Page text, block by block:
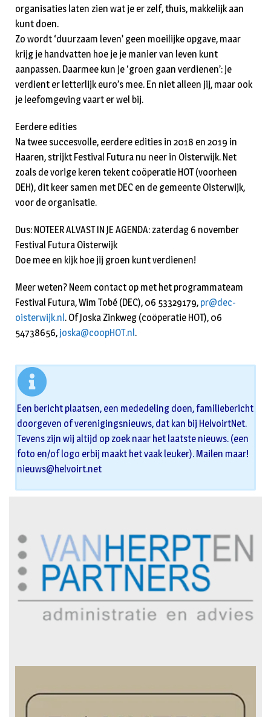
organisaties laten zien wat je er zelf, thuis, makkelijk aan
kunt doen.
Zo wordt ‘duurzaam leven’ geen moeilijke opgave, maar
krijg je handvatten hoe je je manier van leven kunt
aanpassen. Daarmee kun je ‘groen gaan verdienen’: je
verdient er letterlijk euro’s mee. En niet alleen jij, maar ook
je leefomgeving vaart er wel bij.
Eerdere edities
Na twee succesvolle, eerdere edities in 2018 en 2019 in
Haaren, strijkt Festival Futura nu neer in Oisterwijk. Net
zoals de vorige keren tekent coöperatie HOT (voorheen
DEH), dit keer samen met DEC en de gemeente Oisterwijk,
voor de organisatie.
Dus: NOTEER ALVAST IN JE AGENDA: zaterdag 6 november
Festival Futura Oisterwijk
Doe mee en kijk hoe jij groen kunt verdienen!
Meer weten? Neem contact op met het programmateam
Festival Futura, Wim Tobé (DEC), 06 53329179, pr@dec-
oisterwijk.nl. Of Joska Zinkweg (coöperatie HOT), 06
54738656, joska@coopHOT.nl.
Een bericht plaatsen, een mededeling doen, familiebericht
doorgeven of verenigingsnieuws, dat kan bij HelvoirtNet.
Tevens zijn wij altijd op zoek naar het laatste nieuws. (een
foto en/of logo erbij maakt het vaak leuker). Mailen maar!
nieuws@helvoirt.net